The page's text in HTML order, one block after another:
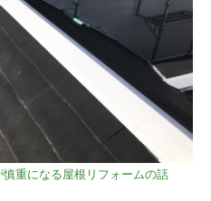
重になる屋根リフォームの話